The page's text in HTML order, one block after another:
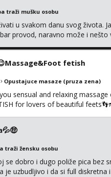
traži mušku osobu
u svakom danu svog života.
provod, naravno može i nešto
fetish
Opustajuce masaze (pruza zena)
sensual and relaxing
for lovers of beautiful
traži žensku osobu
se dobro i dugo poliže pica bez
je uzbudljivo i da si full